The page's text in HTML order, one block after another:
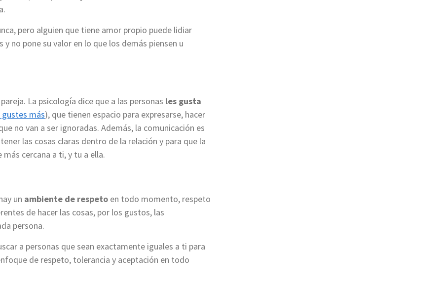
pero alguien que tiene amor propio puede lidiar
no pone su valor en lo que los demás piensen u
La psicología dice que a las personas les gusta
gustes más), que tienen espacio para expresarse, hacer
no van a ser ignoradas. Además, la comunicación es
las cosas claras dentro de la relación y para que la
cercana a ti, y tu a ella.
un ambiente de respeto en todo momento, respeto
de hacer las cosas, por los gustos, las
persona.
a personas que sean exactamente iguales a ti para
de respeto, tolerancia y aceptación en todo